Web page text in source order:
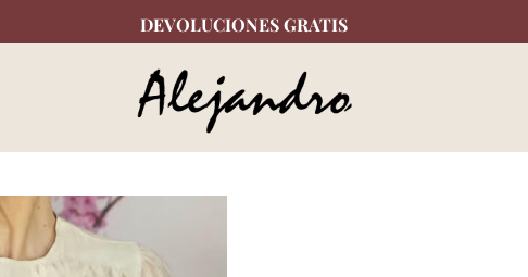
DEVOLUCIONES GRATIS